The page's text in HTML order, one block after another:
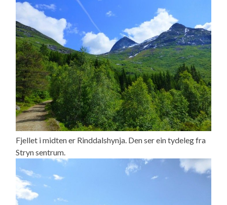
Fjellet i midten er Rinddalshynja. Den ser ein tydeleg fra
Stryn sentrum.